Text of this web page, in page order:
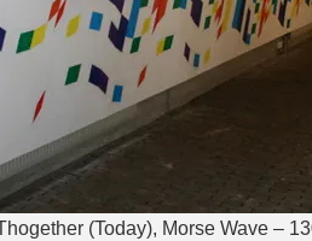
(Today), Morse Wave –